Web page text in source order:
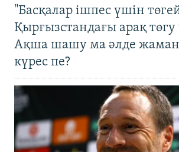
"Басқалар ішпес үшін
Қырғызстандағы арақ
Ақша шашу ма әлде
күрес пе?